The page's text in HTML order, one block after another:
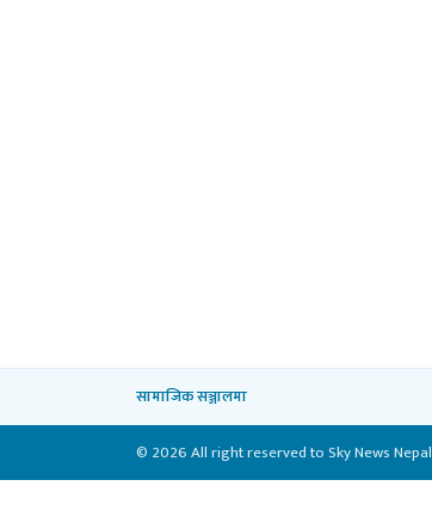
सामाजिक सञ्जालमा
© 2026 All right reserved to Sky News Nepal